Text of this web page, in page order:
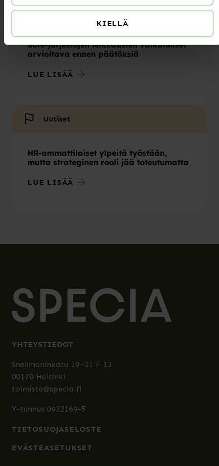
KIELLÄ
Uutiset
Sote-järjestöjen leikkausten vaikutukset
arvioitava ennen päätöksiä
LUE LISÄÄ
Uutiset
HR-ammattilaiset ylpeitä työstään,
mutta strateginen rooli jää toteutumatta
LUE LISÄÄ
YHTEYSTIEDOT
Snellmaninkatu 19–21 F 13
00170 Helsinki
toimisto@specia.fi
Y-tunnus 0932169-5
TIETOSUOJASELOSTE
EVÄSTEASETUKSET